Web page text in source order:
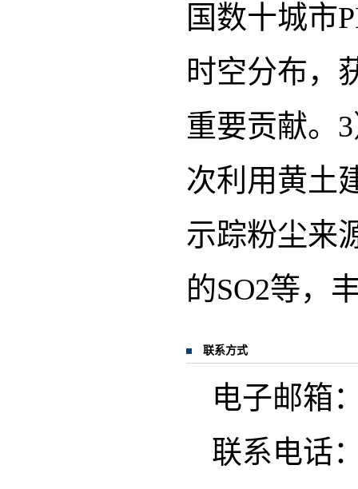
国数十城市
时空分布，
重要贡献。
次利用黄土
示踪粉尘来
的SO2等，
联系方式
电子邮箱
联系电话